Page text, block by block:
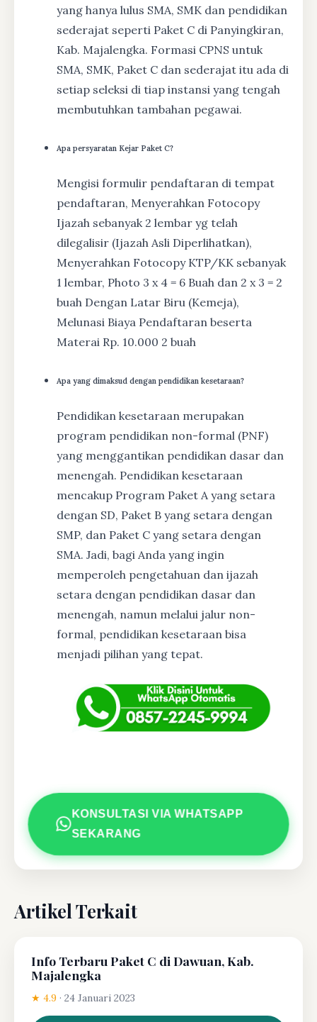
yang hanya lulus SMA, SMK dan pendidikan
sederajat seperti Paket C di Panyingkiran,
Kab. Majalengka. Formasi CPNS untuk
SMA, SMK, Paket C dan sederajat itu ada di
setiap seleksi di tiap instansi yang tengah
membutuhkan tambahan pegawai.
Apa persyaratan Kejar Paket C?
Mengisi formulir pendaftaran di tempat
pendaftaran, Menyerahkan Fotocopy
Ijazah sebanyak 2 lembar yg telah
dilegalisir (Ijazah Asli Diperlihatkan),
Menyerahkan Fotocopy KTP/KK sebanyak
1 lembar, Photo 3 x 4 = 6 Buah dan 2 x 3 = 2
buah Dengan Latar Biru (Kemeja),
Melunasi Biaya Pendaftaran beserta
Materai Rp. 10.000 2 buah
Apa yang dimaksud dengan pendidikan kesetaraan?
Pendidikan kesetaraan merupakan
program pendidikan non-formal (PNF)
yang menggantikan pendidikan dasar dan
menengah. Pendidikan kesetaraan
mencakup Program Paket A yang setara
dengan SD, Paket B yang setara dengan
SMP, dan Paket C yang setara dengan
SMA. Jadi, bagi Anda yang ingin
memperoleh pengetahuan dan ijazah
setara dengan pendidikan dasar dan
menengah, namun melalui jalur non-
formal, pendidikan kesetaraan bisa
menjadi pilihan yang tepat.
KONSULTASI VIA WHATSAPP
SEKARANG
Artikel Terkait
Info Terbaru Paket C di Dawuan, Kab.
Majalengka
★ 4.9 · 24 Januari 2023